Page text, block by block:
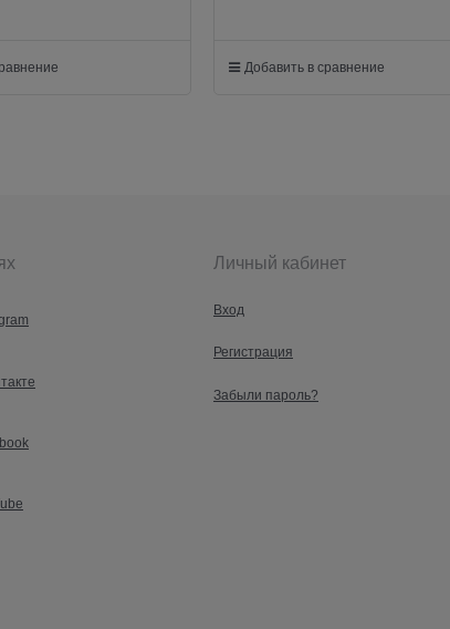
Добавить в сравнение
Личный кабинет
Вход
Регистрация
Забыли пароль?